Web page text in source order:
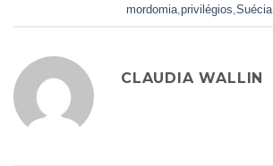
mordomia, privilégios Suécia.
CLAUDIA WALLIN